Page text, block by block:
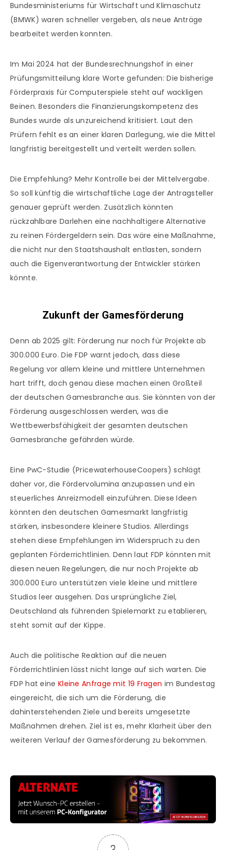
Bundesministeriums für Wirtschaft und Klimaschutz
(BMWK) waren schneller vergeben, als neue Anträge
bearbeitet werden konnten.
Im Mai 2024 hat der Bundesrechnungshof in einer
Prüfungsmitteilung klare Worte gefunden: Die bisherige
Förderpraxis für Computerspiele steht auf wackligen
Beinen. Besonders die Finanzierungskompetenz des
Bundes wurde als unzureichend kritisiert. Laut den
Prüfern fehlt es an einer klaren Darlegung, wie die Mittel
langfristig bereitgestellt und verteilt werden sollen.
Die Empfehlung? Mehr Kontrolle bei der Mittelvergabe.
So soll künftig die wirtschaftliche Lage der Antragsteller
genauer geprüft werden. Zusätzlich könnten
rückzahlbare Darlehen eine nachhaltigere Alternative
zu reinen Fördergeldern sein. Das wäre eine Maßnahme,
die nicht nur den Staatshaushalt entlasten, sondern
auch die Eigenverantwortung der Entwickler stärken
könnte.
Zukunft der Gamesförderung
Denn ab 2025 gilt: Förderung nur noch für Projekte ab
300.000 Euro. Die FDP warnt jedoch, dass diese
Regelung vor allem kleine und mittlere Unternehmen
hart trifft, doch genau diese machen einen Großteil
der deutschen Gamesbranche aus. Sie könnten von der
Förderung ausgeschlossen werden, was die
Wettbewerbsfähigkeit der gesamten deutschen
Gamesbranche gefährden würde.
Eine PwC-Studie (PricewaterhouseCoopers) schlägt
daher vor, die Fördervolumina anzupassen und ein
steuerliches Anreizmodell einzuführen. Diese Ideen
könnten den deutschen Gamesmarkt langfristig
stärken, insbesondere kleinere Studios. Allerdings
stehen diese Empfehlungen im Widerspruch zu den
geplanten Förderrichtlinien. Denn laut FDP könnten mit
diesen neuen Regelungen, die nur noch Projekte ab
300.000 Euro unterstützen viele kleine und mittlere
Studios leer ausgehen. Das ursprüngliche Ziel,
Deutschland als führenden Spielemarkt zu etablieren,
steht somit auf der Kippe.
Auch die politische Reaktion auf die neuen
Förderrichtlinien lässt nicht lange auf sich warten. Die
FDP hat eine Kleine Anfrage mit 19 Fragen im Bundestag
eingereicht, die sich um die Förderung, die
dahinterstehenden Ziele und bereits umgesetzte
Maßnahmen drehen. Ziel ist es, mehr Klarheit über den
weiteren Verlauf der Gamesförderung zu bekommen.